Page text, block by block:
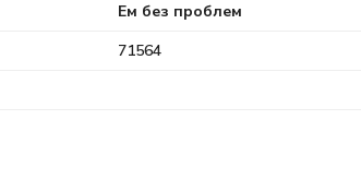
Ем без проблем
71564